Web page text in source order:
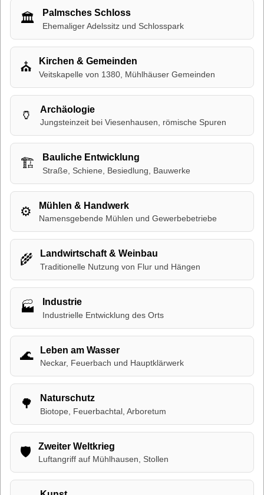
🏛 Palmsches Schloss
Ehemaliger Adelssitz und Schlosspark
⛪ Kirchen & Gemeinden
Veitskapelle von 1380, Mühlhäuser Gemeinden
🏺 Archäologie
Jungsteinzeit bei Viesenhausen, römische Spuren
🏗 Bauliche Entwicklung
Straße, Schiene, Besiedlung, Bauwerke
⚙ Mühlen & Handwerk
Namensgebende Mühlen und Gewerbebetriebe
🌾 Landwirtschaft & Weinbau
Traditionelle Nutzung von Flur und Hängen
🏭 Industrie
Industrielle Entwicklung des Orts
🌊 Leben am Wasser
Neckar, Feuerbach und Hauptklärwerk
🌳 Naturschutz
Biotope, Feuerbachtal, Arboretum
🛡 Zweiter Weltkrieg
Luftangriff auf Mühlhausen, Stollen